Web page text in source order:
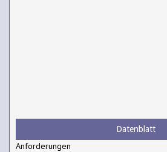
Datenblatt
Anforderungen